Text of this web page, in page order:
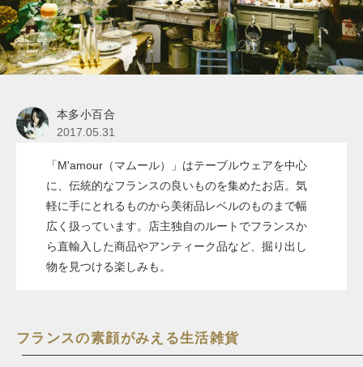
本多小百合
2017.05.31
「M'amour（マムール）」はテーブルウェアを中心
に、伝統的なフランスの良いものを集めたお店。気
軽に手にとれるものから美術品レベルのものまで幅
広く扱っています。店主独自のルートでフランスか
ら直輸入した商品やアンティーク品など、掘り出し
物を見つける楽しみも。
フランスの素顔がみえる生活雑貨